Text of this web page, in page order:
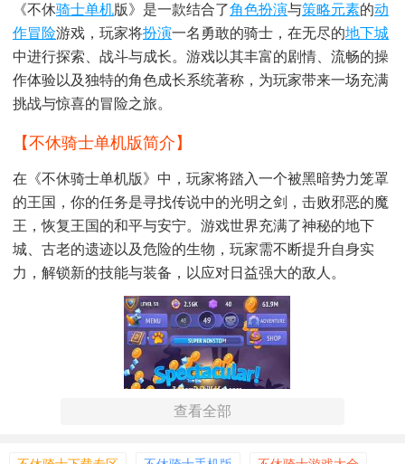
《不休骑士单机版》是一款结合了角色扮演与策略元素的动
作冒险游戏，玩家将扮演一名勇敢的骑士，在无尽的地下城
中进行探索、战斗与成长。游戏以其丰富的剧情、流畅的操
作体验以及独特的角色成长系统著称，为玩家带来一场充满
挑战与惊喜的冒险之旅。
【不休骑士单机版简介】
在《不休骑士单机版》中，玩家将踏入一个被黑暗势力笼罩
的王国，你的任务是寻找传说中的光明之剑，击败邪恶的魔
王，恢复王国的和平与安宁。游戏世界充满了神秘的地下
城、古老的遗迹以及危险的生物，玩家需不断提升自身实
力，解锁新的技能与装备，以应对日益强大的敌人。
查看全部